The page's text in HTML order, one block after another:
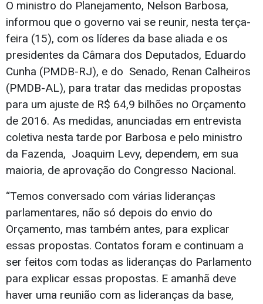
O ministro do Planejamento, Nelson Barbosa,
informou que o governo vai se reunir, nesta terça-
feira (15), com os líderes da base aliada e os
presidentes da Câmara dos Deputados, Eduardo
Cunha (PMDB-RJ), e do Senado, Renan Calheiros
(PMDB-AL), para tratar das medidas propostas
para um ajuste de R$ 64,9 bilhões no Orçamento
de 2016. As medidas, anunciadas em entrevista
coletiva nesta tarde por Barbosa e pelo ministro
da Fazenda, Joaquim Levy, dependem, em sua
maioria, de aprovação do Congresso Nacional.
“Temos conversado com várias lideranças
parlamentares, não só depois do envio do
Orçamento, mas também antes, para explicar
essas propostas. Contatos foram e continuam a
ser feitos com todas as lideranças do Parlamento
para explicar essas propostas. E amanhã deve
haver uma reunião com as lideranças da base,